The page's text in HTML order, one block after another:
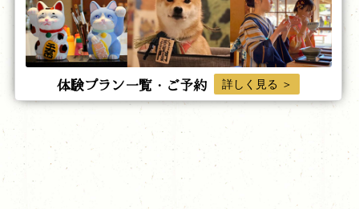
体験プラン一覧・ご予約 詳しく見る ＞